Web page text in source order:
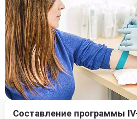
Составление программы